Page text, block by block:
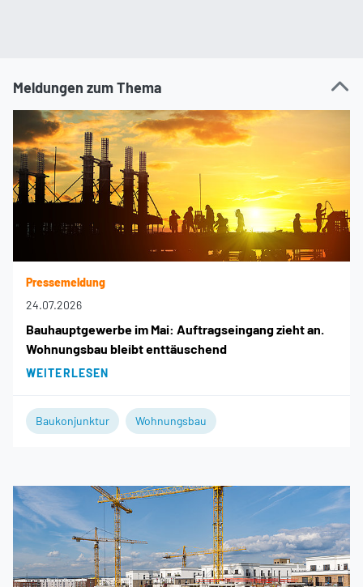
Meldungen zum Thema
Pressemeldung
24.07.2026
Bauhauptgewerbe im Mai: Auftragseingang zieht an.
Wohnungsbau bleibt enttäuschend
WEITERLESEN
Baukonjunktur Wohnungsbau